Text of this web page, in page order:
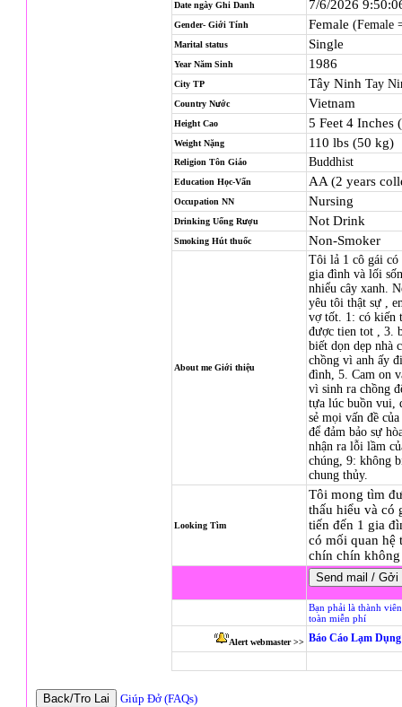
Date ngày Ghi Danh 7/6/2026
Gender- Giới Tính Female (Female
Marital status Single
Year Năm Sinh 1986
City TP Tây Ninh Tay
Country Nước Vietnam
Height Cao 5 Feet 4 Inches
Weight Nặng 110 lbs (50 kg)
Religion Tôn Giáo Buddhist
Education Học-Vấn AA (2 years
Occupation NN Nursing
Drinking Uống Rượu Not Drink
Smoking Hút thuốc Non-Smoker
About me Giới thiệu
Tôi lả 1 cô gái có
gia đình và lối
nhiểu cây xanh.
yêu tôi thật sự ,
vợ tốt. 1: có kiến
được tien tot , 3.
biết dọn dẹp nhà
chồng vì anh ấy
đình, 5. Cam on
vì sinh ra chồng
tựa lúc buồn vui,
sẻ mọi vấn đề
để đảm bảo sự
nhận ra lỗi lầm
chúng, 9: không
chung thủy.
Looking Tìm
Tôi mong tìm
thấu hiểu và có
tiến đến 1 gia
có mối quan hệ
chín chín
Bạn phải là thành
toàn miễn phí
Alert webmaster >> Báo Cáo Lạm
Giúp Đở (FAQs)